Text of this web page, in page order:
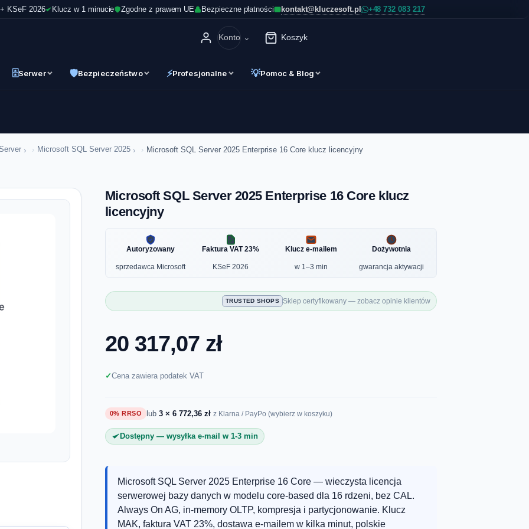
KSeF 2026 Klucz w 1 minucie Zgodne z prawem UE Bezpieczne płatności kontakt@kluczesoft.pl
Konto Koszyk
🗄Serwer 🛡Bezpieczeństwo ⚡Profesjonalne 💡Pomoc & Blog
› Microsoft SQL Server 2025 › Microsoft SQL Server 2025 Enterprise 16 Core klucz licencyjny
Microsoft SQL Server 2025 Enterprise 16 Core klucz
licencyjny
20 317,07 zł
Cena zawiera podatek VAT
0% RRSO lub 3 × 6 772,36 zł z Klarna / PayPo (wybierz w koszyku)
Dostępny — wysyłka e-mail w 1-3 min
Autoryzowany
sprzedawca Microsoft
Faktura VAT 23%
KSeF 2026
Klucz e-mailem
w 1–3 min
Dożywotnia
gwarancja aktywacji
TRUSTED SHOPS Sklep certyfikowany — zobacz opinie klientów
Microsoft SQL Server 2025 Enterprise 16 Core — wieczysta licencja
serwerowej bazy danych w modelu core-based dla 16 rdzeni, bez CAL.
Always On AG, in-memory OLTP, kompresja i partycjonowanie. Klucz
MAK, faktura VAT 23%, dostawa e-mailem w kilka minut, polskie